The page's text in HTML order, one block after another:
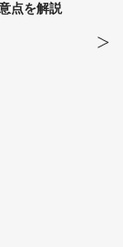
を解説